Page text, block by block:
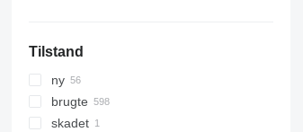
Tilstand
ny
brugte
skadet